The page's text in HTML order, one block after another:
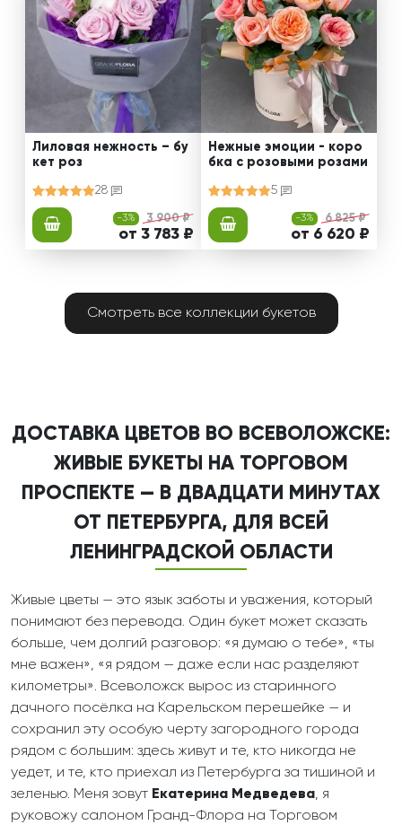
Лиловая нежность – бу
кет роз
28
-3% 3 900 ₽
от 3 783 ₽
Нежные эмоции - коро
бка с розовыми розами
5
-3% 6 825 ₽
от 6 620 ₽
Смотреть все коллекции букетов
ДОСТАВКА ЦВЕТОВ ВО ВСЕВОЛОЖСКЕ:
ЖИВЫЕ БУКЕТЫ НА ТОРГОВОМ
ПРОСПЕКТЕ — В ДВАДЦАТИ МИНУТАХ
ОТ ПЕТЕРБУРГА, ДЛЯ ВСЕЙ
ЛЕНИНГРАДСКОЙ ОБЛАСТИ
Живые цветы — это язык заботы и уважения, который
понимают без перевода. Один букет может сказать
больше, чем долгий разговор: «я думаю о тебе», «ты
мне важен», «я рядом — даже если нас разделяют
километры». Всеволожск вырос из старинного
дачного посёлка на Карельском перешейке — и
сохранил эту особую черту загородного города
рядом с большим: здесь живут и те, кто никогда не
уедет, и те, кто приехал из Петербурга за тишиной и
зеленью. Меня зовут Екатерина Медведева, я
руковожу салоном Гранд-Флора на Торговом